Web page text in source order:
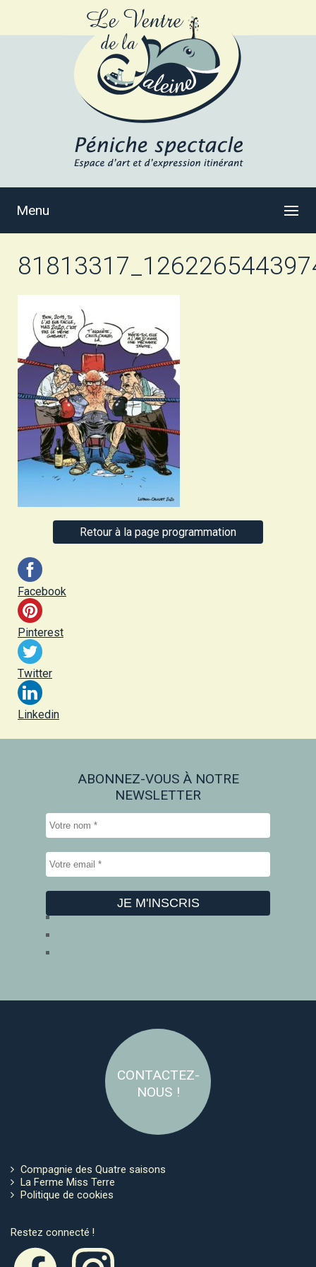
Menu
Retour à la page programmation
Facebook
Pinterest
Twitter
Linkedin
ABONNEZ-VOUS À NOTRE
NEWSLETTER
CONTACTEZ-
NOUS !
Compagnie des Quatre saisons
La Ferme Miss Terre
Politique de cookies
Restez connecté !